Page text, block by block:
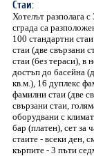
Стаи:
Хотелът разполага
сграда са
100 стандартни
стаи (две свързани
стаи (без тераси), в
достъп до басейна
кв.м.), 16 дуплекс
фамилни стаи (две
свързани стаи,
оборудвани с
бар (платен), сет за
стаите - всеки ден,
кърпите - 3 пъти